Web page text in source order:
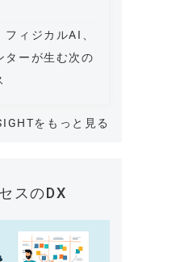
ィジカルAI、
ターが生む次の
をもっと見る
スのDX